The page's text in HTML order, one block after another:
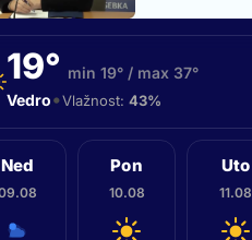
19° min 19° / max 37°
Vedro•Vlažnost: 43%
Ned Pon
10.08
Uto
11.08